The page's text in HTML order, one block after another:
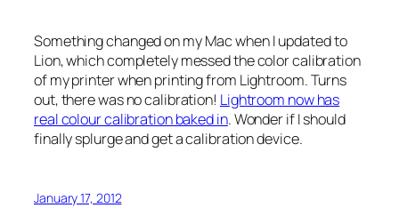
Something changed on my Mac when I updated to
Lion, which completely messed the color calibration
of my printer when printing from Lightroom. Turns
out, there was no calibration! Lightroom now has
real colour calibration baked in. Wonder if I should
finally splurge and get a calibration device.
January 17, 2012